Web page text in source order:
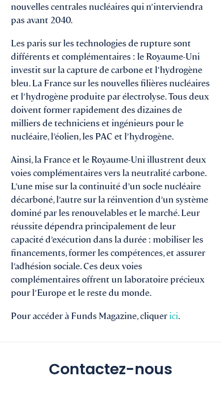
nouvelles centrales nucléaires qui n’interviendra
pas avant 2040.
Les paris sur les technologies de rupture sont
différents et complémentaires : le Royaume-Uni
investit sur la capture de carbone et l’hydrogène
bleu. La France sur les nouvelles filières nucléaires
et l’hydrogène produite par électrolyse. Tous deux
doivent former rapidement des dizaines de
milliers de techniciens et ingénieurs pour le
nucléaire, l’éolien, les PAC et l’hydrogène.
Ainsi, la France et le Royaume-Uni illustrent deux
voies complémentaires vers la neutralité carbone.
L’une mise sur la continuité d’un socle nucléaire
décarboné, l’autre sur la réinvention d’un système
dominé par les renouvelables et le marché. Leur
réussite dépendra principalement de leur
capacité d’exécution dans la durée : mobiliser les
financements, former les compétences, et assurer
l’adhésion sociale. Ces deux voies
complémentaires offrent un laboratoire précieux
pour l’Europe et le reste du monde.
Pour accéder à Funds Magazine, cliquer ici.
Contactez-nous